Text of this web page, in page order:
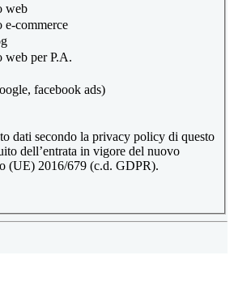
web
e-commerce
web per P.A.
facebook ads)
dati secondo la privacy policy di questo
dell’entrata in vigore del nuovo
(UE) 2016/679 (c.d. GDPR).